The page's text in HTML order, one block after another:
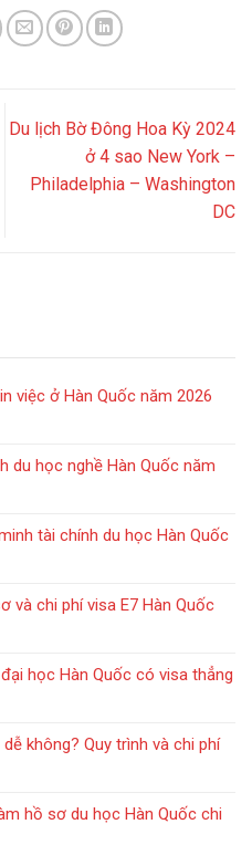
Du lịch Bờ Đông Hoa Kỳ 2024
ở 4 sao New York –
Philadelphia – Washington
DC
việc ở Hàn Quốc năm 2026
du học nghề Hàn Quốc năm
tài chính du học Hàn Quốc
và chi phí visa E7 Hàn Quốc
học Hàn Quốc có visa thẳng
không? Quy trình và chi phí
hồ sơ du học Hàn Quốc chi